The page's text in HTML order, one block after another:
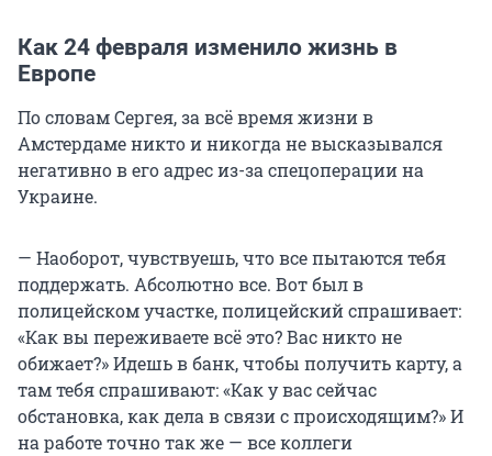
Как 24 февраля изменило жизнь в
Европе
По словам Сергея, за всё время жизни в
Амстердаме никто и никогда не высказывался
негативно в его адрес из-за спецоперации на
Украине.
— Наоборот, чувствуешь, что все пытаются тебя
поддержать. Абсолютно все. Вот был в
полицейском участке, полицейский спрашивает:
«Как вы переживаете всё это? Вас никто не
обижает?» Идешь в банк, чтобы получить карту, а
там тебя спрашивают: «Как у вас сейчас
обстановка, как дела в связи с происходящим?» И
на работе точно так же — все коллеги